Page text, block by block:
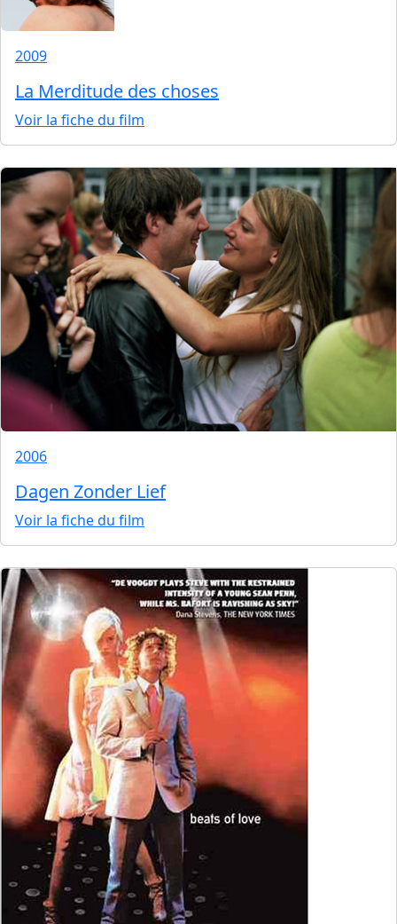
2009
La Merditude des choses
Voir la fiche du film
2006
Dagen Zonder Lief
Voir la fiche du film